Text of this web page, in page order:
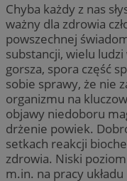
Chyba każdy z nas
ważny dla zdrowia
powszechnej
substancji, wielu
gorsza, spora część
sobie sprawy, że nie
organizmu na
objawy niedoboru
drżenie powiek.
setkach reakcji
zdrowia. Niski
m.in. na pracy